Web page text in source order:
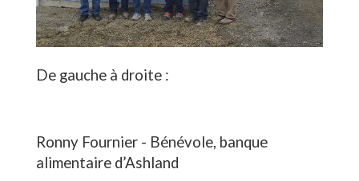
De gauche à droite :
Ronny Fournier - Bénévole, banque
alimentaire d’Ashland